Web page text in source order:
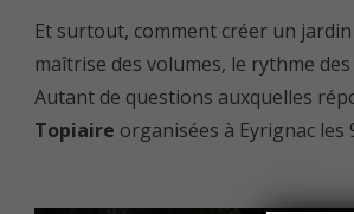
Et surtout, comment créer un
maîtrise des volumes, le rythme
Autant de questions auxquelles
Topiaire organisées à Eyrignac les